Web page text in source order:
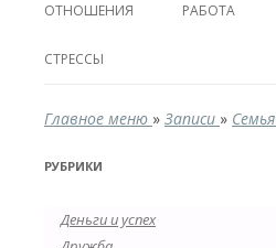
ОТНОШЕНИЯ РАБОТА
СТРЕССЫ
Главное меню » Записи » Семья
РУБРИКИ
Деньги и успех